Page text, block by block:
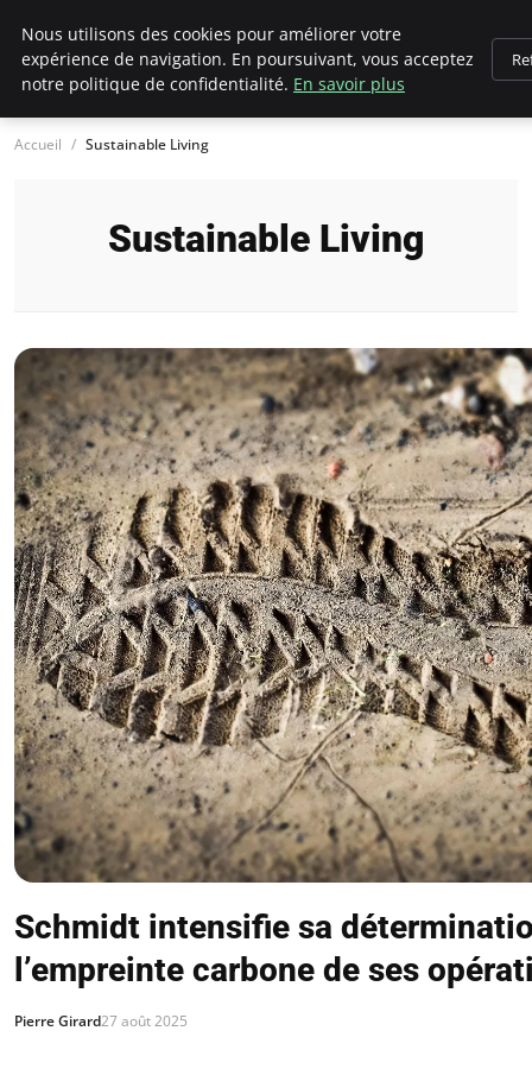
Climategatecountryclub.com
Accueil Sustainable Living
Sustainable Living
Schmidt intensifie sa
l’empreinte carbone de ses
Pierre Girard27 août 2025
Nous utilisons des cookies pour améliorer votre
expérience de navigation. En poursuivant, vous acceptez
notre politique de confidentialité. En savoir plus